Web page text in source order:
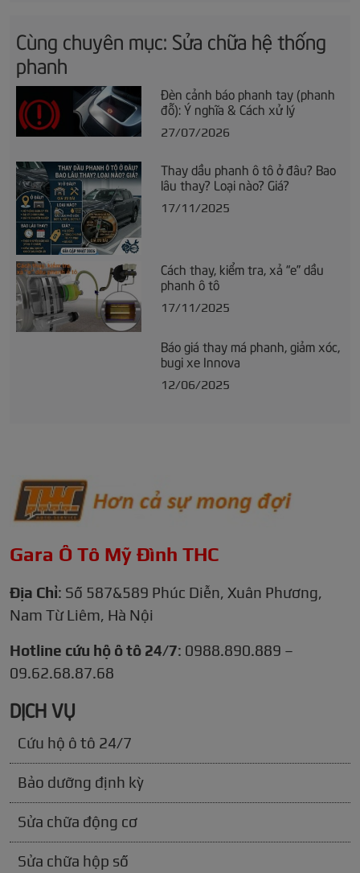
Cùng chuyên mục: Sửa chữa hệ thống
phanh
Đèn cảnh báo phanh tay (phanh
đỗ): Ý nghĩa & Cách xử lý
27/07/2026
Thay dầu phanh ô tô ở đâu? Bao
lâu thay? Loại nào? Giá?
17/11/2025
Cách thay, kiểm tra, xả “e” dầu
phanh ô tô
17/11/2025
Báo giá thay má phanh, giảm xóc,
bugi xe Innova
12/06/2025
Gara Ô Tô Mỹ Đình THC
Địa Chỉ: Số 587&589 Phúc Diễn, Xuân Phương,
Nam Từ Liêm, Hà Nội
Hotline cứu hộ ô tô 24/7: 0988.890.889 –
09.62.68.87.68
DỊCH VỤ
Cứu hộ ô tô 24/7
Bảo dưỡng định kỳ
Sửa chữa động cơ
Sửa chữa hộp số